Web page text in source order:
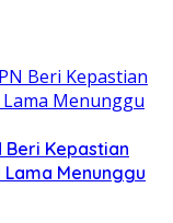
Beri Kepastian
Menunggu